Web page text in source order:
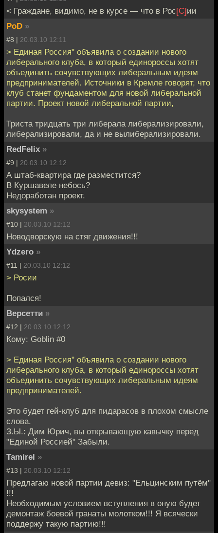
< Граждане, видимо, не в курсе — что в Рос[C]ии
PoD »
#8 | 20.03.10 12:11
> Единая Россия" объявила о создании нового
либерального клуба, в который единороссы хотят
объединить сочувствующих либеральным идеям
предпринимателей. Источники в Кремле говорят, что
клуб станет фундаментом для новой либеральной
партии. Проект новой либеральной партии,
Триста тридцать три либерала либерализировали,
либерализировали, да и не вылиберализировали.
RedFelix »
#9 | 20.03.10 12:12
А штаб-квартира где разместится?
В Куршавеле небось?
Недоработан проект.
skysystem »
#10 | 20.03.10 12:12
Новодворскую на стяг движения!!!
Ydzero »
#11 | 20.03.10 12:12
> Росии
Попался!
Версетти »
#12 | 20.03.10 12:12
Кому: Goblin #0
> Единая Россия" объявила о создании нового
либерального клуба, в который единороссы хотят
объединить сочувствующих либеральным идеям
предпринимателей.
Это будет гей-клуб для пидарасов в плохом смысле
слова.
З.Ы.: Дим Юрич, вы открывающую кавычку перед
"Единой Россией" Забыли.
Tamirel »
#13 | 20.03.10 12:12
Предлагаю новой партии девиз: "Ельцинским путём"
!!!
Необходимым условием вступления в оную будет
демонтаж боевой гранаты молотком!!! Я всячески
поддержу такую партию!!!